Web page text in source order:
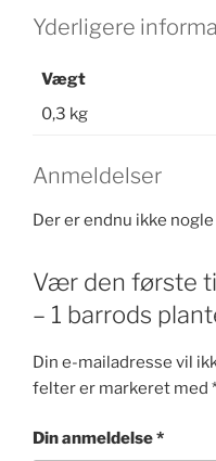
Yderligere
Vægt
0,3 kg
Anmeldelser
Der er endnu ikke
Vær den første
– 1 barrods
Din e-mailadresse vil
felter er markeret med
Din anmeldelse*